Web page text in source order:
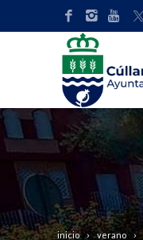
inicio verano